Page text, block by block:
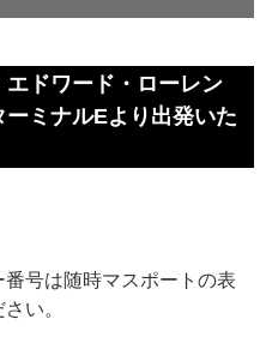
エドワード・ローレン
ミナルEより出発いた
号は随時マスポートの表
い。